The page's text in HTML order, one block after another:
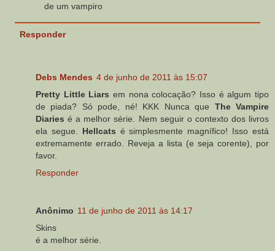
de um vampiro
Responder
Debs Mendes 4 de junho de 2011 às 15:07
Pretty Little Liars em nona colocação? Isso é algum tipo
de piada? Só pode, né! KKK Nunca que The Vampire
Diaries é a melhor série. Nem seguir o contexto dos livros
ela segue.
Hellcats é simplesmente magnífico! Isso está
extremamente errado. Reveja a lista (e seja corente), por
favor.
Responder
Anônimo 11 de junho de 2011 às 14:17
Skins
é a melhor série.